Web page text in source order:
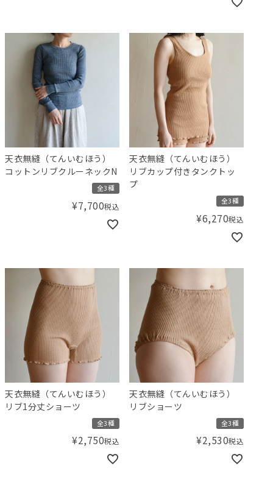
天衣無縫（てんいむほう）
コットンリブクルーネックN
全3種
¥7,700税込
天衣無縫（てんいむほう）
リブカップ付きタンクトッ
プ
全3種
¥6,270税込
天衣無縫（てんいむほう）
リブ1分丈ショーツ
全3種
¥2,750税込
天衣無縫（てんいむほう）
リブショーツ
全3種
¥2,530税込